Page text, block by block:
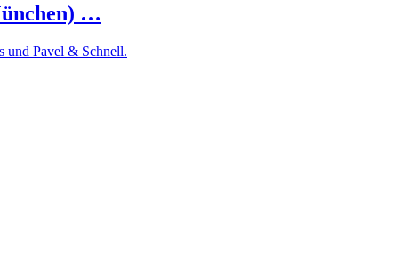
…
und Pavel & Schnell.